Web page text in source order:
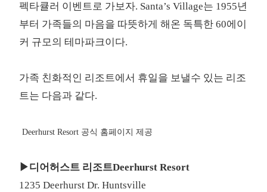
펙타큘러 이벤트로 가보자. Santa’s Village는 1955년
부터 가족들의 마음을 따뜻하게 해온 독특한 60에이
커 규모의 테마파크이다.
가족 친화적인 리조트에서 휴일을 보낼수 있는 리조
트는 다음과 같다.
Deerhurst Resort 공식 홈페이지 제공
▶디어허스트 리조트Deerhurst Resort
1235 Deerhurst Dr. Huntsville